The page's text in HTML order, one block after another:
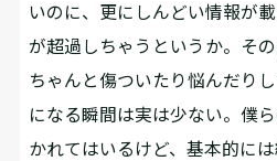
いのに、更にしんどい情報が
が超過しちゃうというか。そ
ちゃんと傷ついたり悩んだり
になる瞬間は実は少ない。僕
かれてはいるけど、基本的に